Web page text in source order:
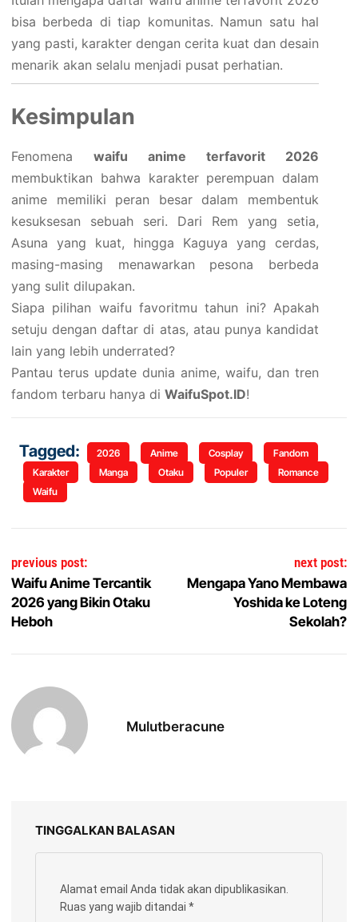
bisa berbeda di tiap komunitas. Namun satu hal
yang pasti, karakter dengan cerita kuat dan desain
menarik akan selalu menjadi pusat perhatian.
Kesimpulan
Fenomena waifu anime terfavorit 2026
membuktikan bahwa karakter perempuan dalam
anime memiliki peran besar dalam membentuk
kesuksesan sebuah seri. Dari Rem yang setia,
Asuna yang kuat, hingga Kaguya yang cerdas,
masing-masing menawarkan pesona berbeda
yang sulit dilupakan.
Siapa pilihan waifu favoritmu tahun ini? Apakah
setuju dengan daftar di atas, atau punya kandidat
lain yang lebih underrated?
Pantau terus update dunia anime, waifu, dan tren
fandom terbaru hanya di WaifuSpot.ID!
Tagged: 2026 Anime Cosplay
Fandom
Karakter
Manga Otaku Populer
Romance
Waifu
Navigasi pos
previous post:
Waifu Anime Tercantik
2026 yang Bikin Otaku
Heboh
next post:
Mengapa Yano Membawa
Yoshida ke Loteng
Sekolah?
Mulutberacune
TINGGALKAN BALASAN
Alamat email Anda tidak akan dipublikasikan.
Ruas yang wajib ditandai *